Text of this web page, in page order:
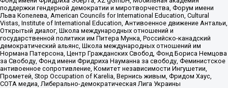
поддержки гендерной демократии и миротворчества, Форум имени
Льва Копелева, American Councils for International Education, Cultural
Vistas, Institute of International Education, Антивоенное движение Антальи,
Открытый диалог, Школа международных отношений и
государственной политики им Питера Мунка, Российско-канадский
демократический альянс, Школа международных отношений им
Нормана Патерсона, Центр Гражданских Свобод, Фонд Бориса Немцова
за Свободу, Фонд имени Фридриха Науманна за свободу, Феминистское
антивоенное сопротивление, Комитет независимости Ингушетии,
Прометей, Stop Occupation of Karelia, Вернись живым, Фридом Хаус,
СОТА медиа, Либерально-демократическая Лига Украины